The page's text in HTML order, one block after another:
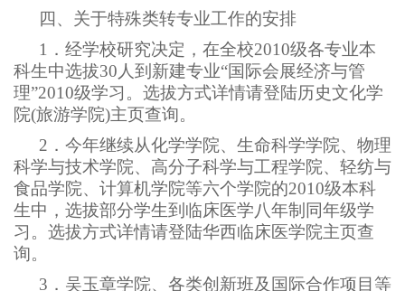
四、关于特殊类转专业工作的安排
1 ．经学校研究决定，在全校2010级各专业本
科生中选拔30人到新建专业“国际会展经济与管
理”2010级学习。选拔方式详情请登陆历史文化学
院(旅游学院)主页查询。
2 ．今年继续从化学学院、生命科学学院、物理
科学与技术学院、高分子科学与工程学院、轻纺与
食品学院、计算机学院等六个学院的2010级本科
生中，选拔部分学生到临床医学八年制同年级学
习。选拔方式详情请登陆华西临床医学院主页查
询。
3 ．吴玉章学院、各类创新班及国际合作项目等